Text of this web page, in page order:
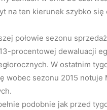
na ten kierunek szybko
połowie sezonu
procentowej dewaluacji
W ostatnim
wobec sezonu 2015 notuje
podobnie jak przed